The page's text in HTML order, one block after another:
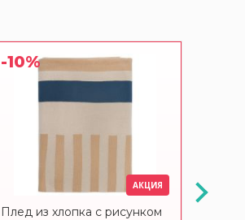
-10%
АКЦИЯ
Плед из хлопка с рисунком